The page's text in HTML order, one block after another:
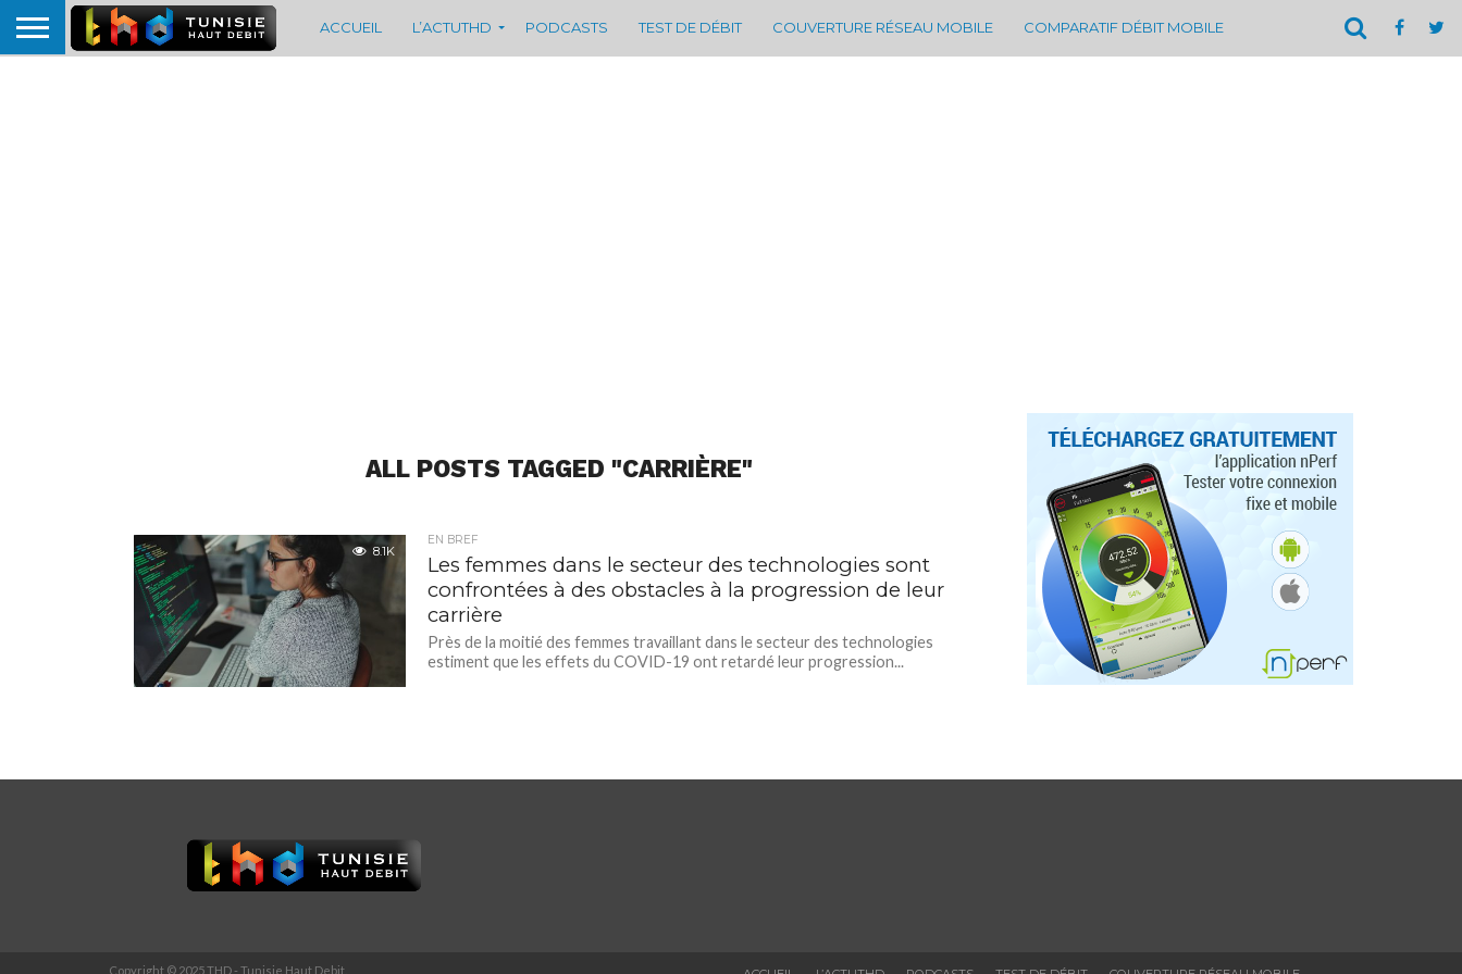
ACCUEIL L’ACTUTHD PODCASTS TEST DE DÉBIT COUVERTURE RÉSEAU MOBILE COMPARATIF DÉBIT MOBILE
ALL POSTS TAGGED "CARRIÈRE"
8.1K
EN BREF
Les femmes dans le secteur des technologies sont
confrontées à des obstacles à la progression de leur
carrière
Près de la moitié des femmes travaillant dans le secteur des technologies
estiment que les effets du COVID-19 ont retardé leur progression...
Copyright © 2025 THD - Tunisie Haut Debit.